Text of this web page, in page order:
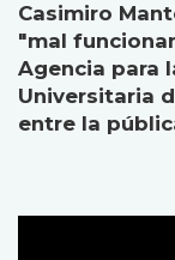
Casimiro
"mal
Agencia para
Universitaria
entre la